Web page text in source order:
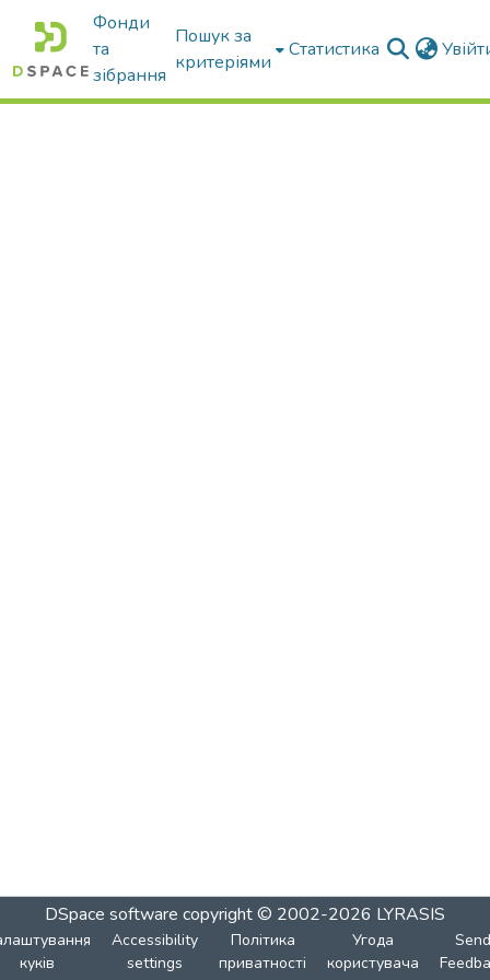
Фонди
та
зібрання
Пошук за
критеріями
Статистика
DSpace software copyright © 2002-2026 LYRASIS
куків
Accessibility
settings
Політика
приватності
Угода
користувача
Send